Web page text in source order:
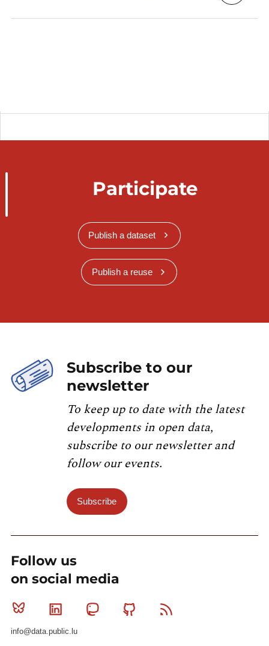
Participate
Publish a dataset
Publish a reuse
Subscribe to our
newsletter
To keep up to date with the latest
developments in open data,
subscribe to our newsletter and
follow our events.
Subscribe
Follow us
on social media
Bluesky Linkedin MastodonGithub
info@data.public.lu